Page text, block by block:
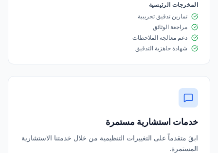
المخرجات الرئيسية
تمارين تدقيق تجريبية
مراجعة الوثائق
دعم معالجة الملاحظات
شهادة جاهزية التدقيق
خدمات استشارية مستمرة
ابقَ متقدماً على التغييرات التنظيمية من خلال خدمتنا الاستشارية
المستمرة.